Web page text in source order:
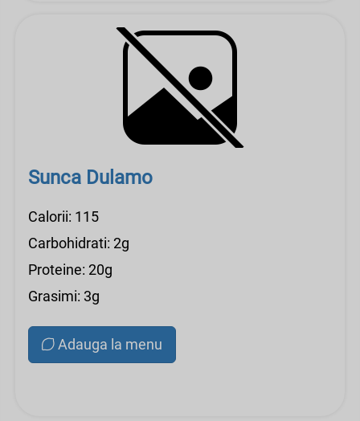
Sunca Dulamo
Calorii: 115
Carbohidrati: 2g
Proteine: 20g
Grasimi: 3g
Adauga la menu